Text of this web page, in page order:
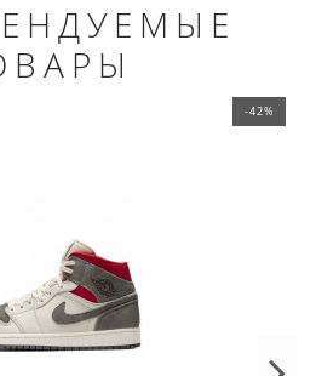
-42%